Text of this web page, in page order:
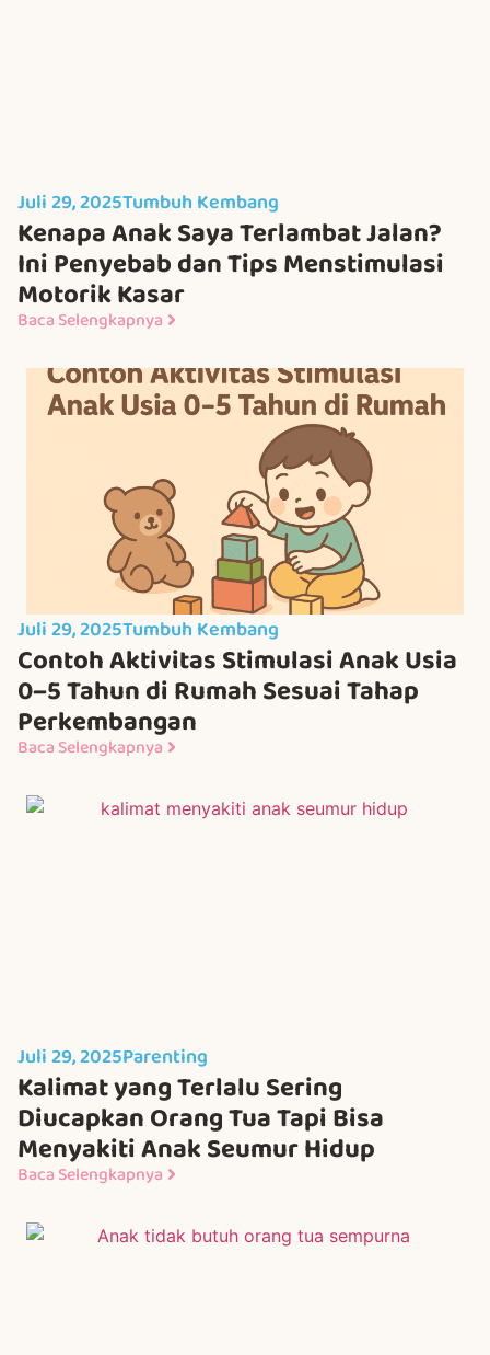
Juli 29, 2025Tumbuh Kembang
Kenapa Anak Saya Terlambat Jalan?
Ini Penyebab dan Tips Menstimulasi
Motorik Kasar
Baca Selengkapnya
Juli 29, 2025Tumbuh Kembang
Contoh Aktivitas Stimulasi Anak Usia
0–5 Tahun di Rumah Sesuai Tahap
Perkembangan
Baca Selengkapnya
Juli 29, 2025Parenting
Kalimat yang Terlalu Sering
Diucapkan Orang Tua Tapi Bisa
Menyakiti Anak Seumur Hidup
Baca Selengkapnya